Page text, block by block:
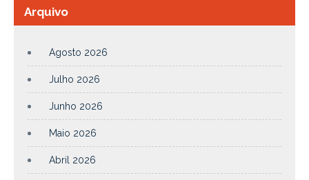
Arquivo
Agosto 2026
Julho 2026
Junho 2026
Maio 2026
Abril 2026